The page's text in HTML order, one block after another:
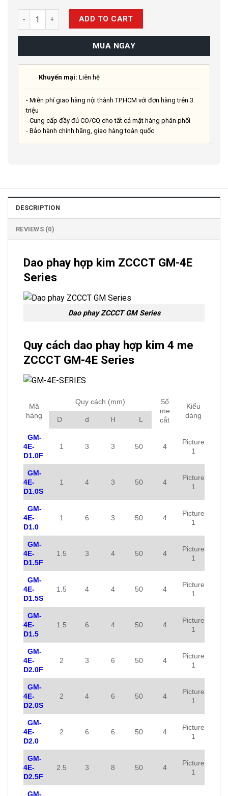
Quantity ADD TO CART
MUA NGAY
Khuyến mại: Liên hệ
- Miễn phí giao hàng nội thành TP.HCM với đơn hàng trên 3
triệu
- Cung cấp đầy đủ CO/CQ cho tất cả mặt hàng phân phối
- Bảo hành chính hãng, giao hàng toàn quốc
DESCRIPTION
REVIEWS (0)
Dao phay hợp kim ZCCCT GM-4E
Series
Dao phay ZCCCT GM Series
Quy cách dao phay hợp kim 4 me
ZCCCT GM-4E Series
Mã
hàng
Quy cách (mm)
Số
me
cắt
Kiểu
dáng
D d H L
GM-
4E-
D1.0F
1 3 3 50 4
Picture
1
GM-
4E-
D1.0S
1 4 3 50 4
Picture
1
GM-
4E-
D1.0
1 6 3 50 4
Picture
1
GM-
4E-
D1.5F
1.5 3 4 50 4
Picture
1
GM-
4E-
D1.5S
1.5 4 4 50 4
Picture
1
GM-
4E-
D1.5
1.5 6 4 50 4
Picture
1
GM-
4E-
D2.0F
2 3 6 50 4
Picture
1
GM-
4E-
D2.0S
2 4 6 50 4
Picture
1
GM-
4E-
D2.0
2 6 6 50 4
Picture
1
GM-
4E-
D2.5F
2.5 3 8 50 4
Picture
1
GM-